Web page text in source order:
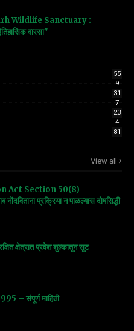
Wildlife Sanctuary :
वारसा"
55
9
31
7
23
4
81
View all
Act Section 50(8)
प्रक्रिया न पाळल्यास दोषसिद्धी
क्षेत्रात प्रवेश शुल्कातून सूट
– संपूर्ण माहिती